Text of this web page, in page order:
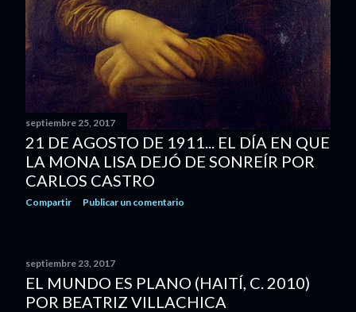
septiembre 25, 2017
21 DE AGOSTO DE 1911... EL DÍA EN QUE
LA MONA LISA DEJÓ DE SONREÍR POR
CARLOS CASTRO
Compartir Publicar un comentario
septiembre 23, 2017
EL MUNDO ES PLANO (HAITÍ, C. 2010)
POR BEATRIZ VILLACHICA